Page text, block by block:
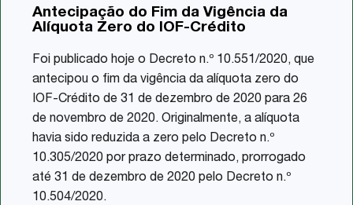
Antecipação do Fim da Vigência da
Alíquota Zero do IOF-Crédito
Foi publicado hoje o Decreto n.º 10.551/2020, que
antecipou o fim da vigência da alíquota zero do
IOF-Crédito de 31 de dezembro de 2020 para 26
de novembro de 2020. Originalmente, a alíquota
havia sido reduzida a zero pelo Decreto n.º
10.305/2020 por prazo determinado, prorrogado
até 31 de dezembro de 2020 pelo Decreto n.º
10.504/2020.